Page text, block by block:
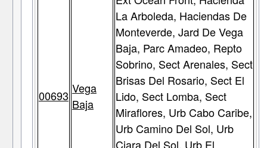
00693 Vega
Baja
La Arboleda, Haciendas De
Monteverde, Jard De Vega
Baja, Parc Amadeo, Repto
Sobrino, Sect Arenales, Sect
Brisas Del Rosario, Sect El
Lido, Sect Lomba, Sect
Miraflores, Urb Cabo Caribe,
Urb Camino Del Sol, Urb
Ciara Del Sol, Urb El